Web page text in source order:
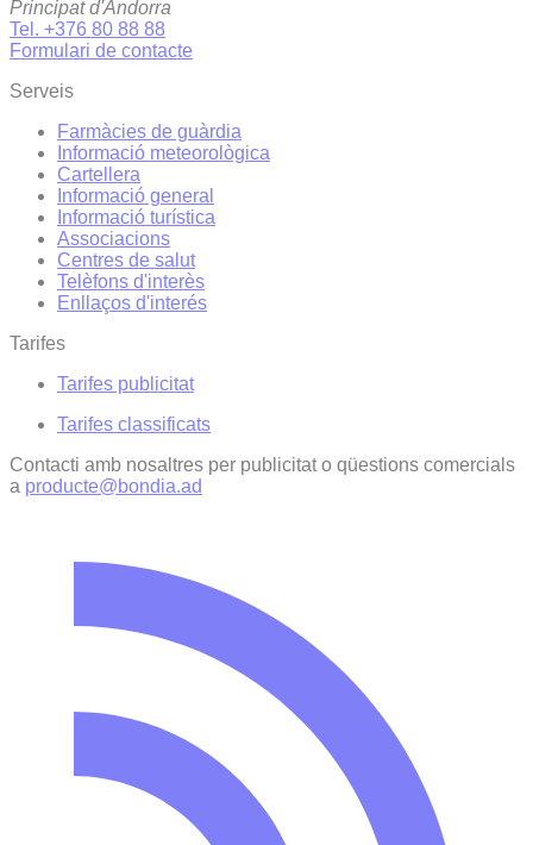
Principat d'Andorra
Tel. +376 80 88 88
Formulari de contacte
Serveis
Farmàcies de guàrdia
Informació meteorològica
Cartellera
Informació general
Informació turística
Associacions
Centres de salut
Telèfons d'interès
Enllaços d'interés
Tarifes
Tarifes publicitat
Tarifes classificats
Contacti amb nosaltres per publicitat o qüestions comercials
a producte@bondia.ad